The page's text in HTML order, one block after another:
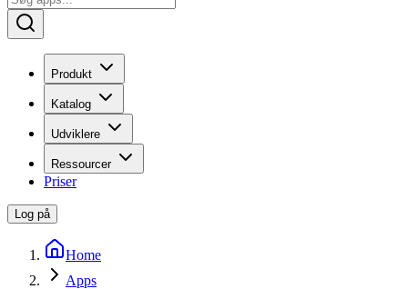
Produkt
Katalog
Udviklere
Ressourcer
Priser
Log på
Home
Apps